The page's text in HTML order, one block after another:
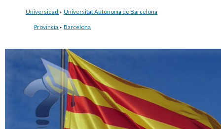
Universidad » Universitat Autònoma de Barcelona
Provincia » Barcelona